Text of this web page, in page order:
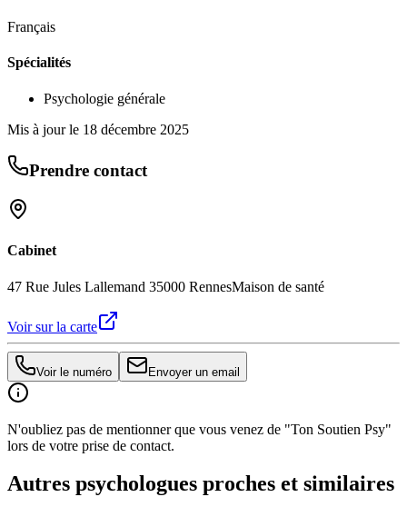
Français
Spécialités
Psychologie générale
Mis à jour le 18 décembre 2025
Prendre contact
Cabinet
47 Rue Jules Lallemand 35000 RennesMaison de santé
Voir sur la carte
Voir le numéro Envoyer un email
N'oubliez pas de mentionner que vous venez de "Ton Soutien Psy"
lors de votre prise de contact.
Autres psychologues proches et similaires